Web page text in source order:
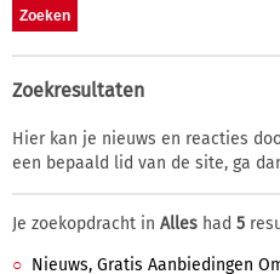
Zoekresultaten
Hier kan je nieuws en reacties
een bepaald lid van de site, ga
Je zoekopdracht in Alles had 5
Nieuws, Gratis Aanbiedingen